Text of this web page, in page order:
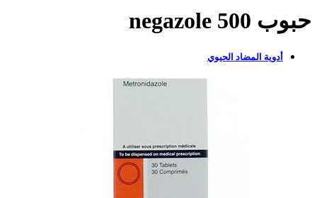
حبوب negazole 500
أدوية المضاد الحيوي